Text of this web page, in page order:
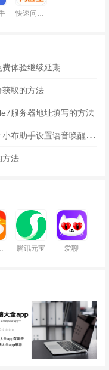
快速问医生
体验继续延期
获取的方法
服务器地址填写的方法
小布智能语音助手如何设置语音唤醒？小布助手设置语音唤醒的方法
方法
器 腾讯元宝 爱聊